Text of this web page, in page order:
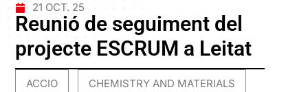
21 OCT. 25
Reunió de seguiment del
projecte ESCRUM a Leitat
ACCIO CHEMISTRY AND MATERIALS